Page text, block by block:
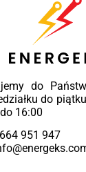
do
do
16:00
951 947